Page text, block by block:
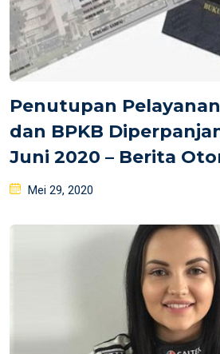
Penutupan Pelayanan
dan BPKB
Juni 2020 – Berita
Posted
Mei 29, 2020